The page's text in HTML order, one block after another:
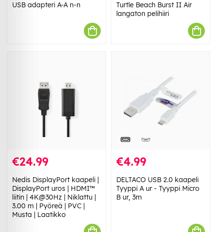
USB adapteri A-A n-n
Turtle Beach Burst II Air
langaton pelihiiri
€24.99
Nedis DisplayPort kaapeli |
DisplayPort uros | HDMI™
liitin | 4K@30Hz | Niklattu |
3.00 m | Pyöreä | PVC |
Musta | Laatikko
€4.99
DELTACO USB 2.0 kaapeli
Tyyppi A ur - Tyyppi Micro
B ur, 3m